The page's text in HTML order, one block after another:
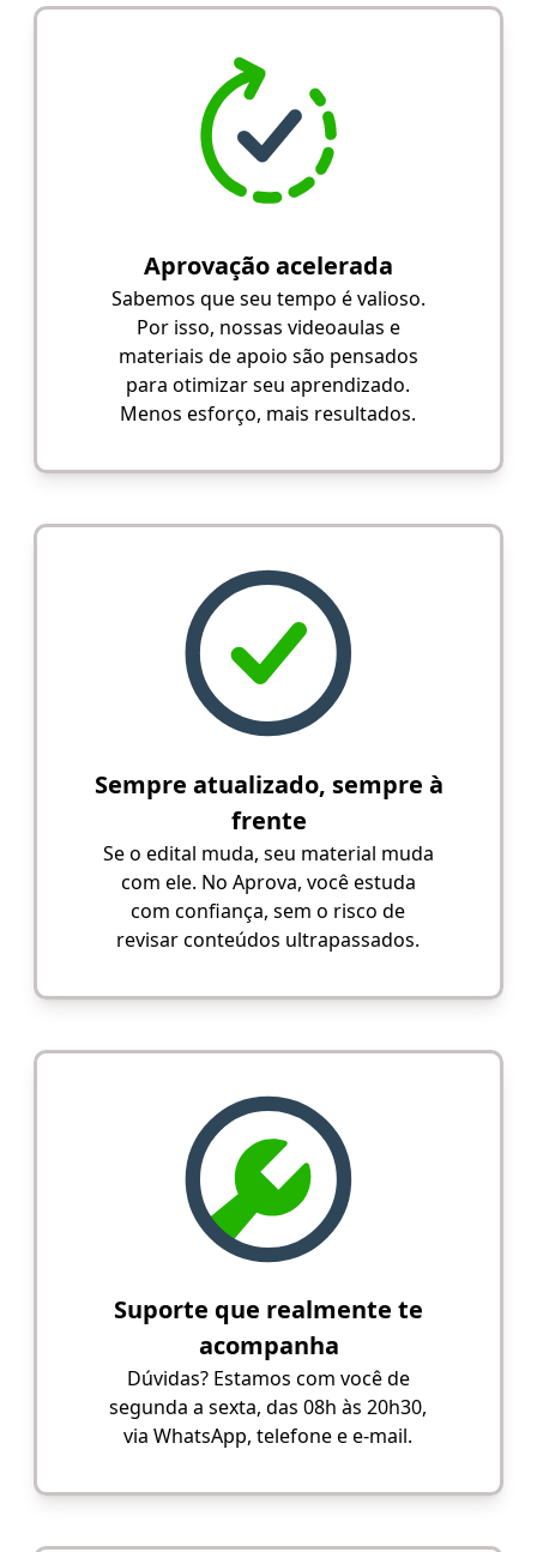
Aprovação acelerada
Sabemos que seu tempo é valioso.
Por isso, nossas videoaulas e
materiais de apoio são pensados
para otimizar seu aprendizado.
Menos esforço, mais resultados.
Sempre atualizado, sempre à
frente
Se o edital muda, seu material muda
com ele. No Aprova, você estuda
com confiança, sem o risco de
revisar conteúdos ultrapassados.
Suporte que realmente te
acompanha
Dúvidas? Estamos com você de
segunda a sexta, das 08h às 20h30,
via WhatsApp, telefone e e-mail.